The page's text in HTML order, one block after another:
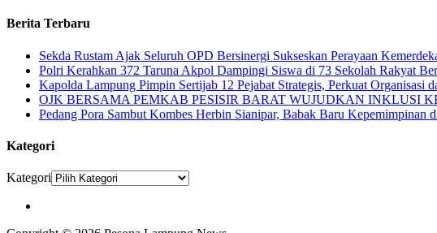
Berita Terbaru
Sekda Rustam Ajak Seluruh OPD Bersinergi Sukseskan Perayaan
Polri Kerahkan 372 Taruna Akpol Dampingi Siswa di 73 Sekolah Rakyat
Kapolda Lampung Pimpin Sertijab 12 Pejabat Strategis, Perkuat Organisasi
OJK BERSAMA PEMKAB PESISIR BARAT WUJUDKAN INKLUSI
Pedang Pora Sambut Kombes Herbin Sianipar, Babak Baru Kepemimpinan
Kategori
Kategori